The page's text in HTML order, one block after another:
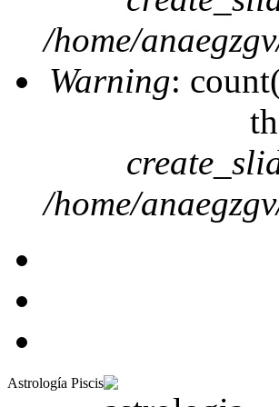
/home/
Warning:
/home/
Astrología Piscis